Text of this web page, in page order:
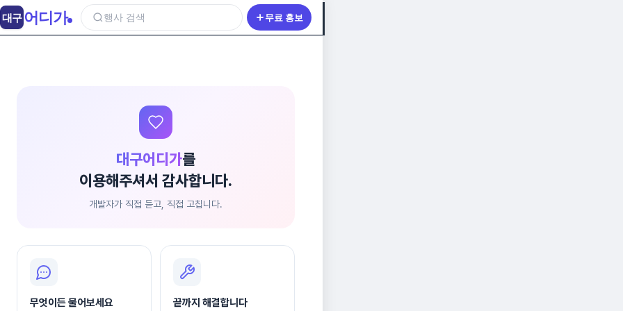
대구어디가를
이용해주셔서 감사합니다.
개발자가 직접 듣고, 직접 고칩니다.
무엇이든 물어보세요 끝까지 해결합니다
대구 어디가 행사 검색 무료 홍보